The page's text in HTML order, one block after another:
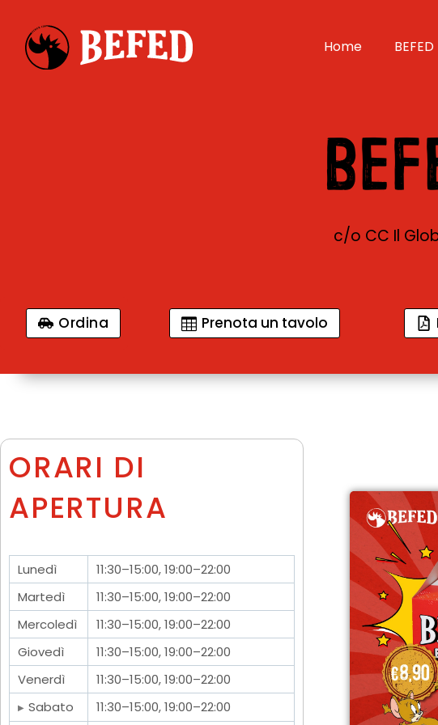
Home BEFED
c/o CC Il
Ordina Prenota un tavolo
ORARI DI
APERTURA
Lunedì
11:30–15:00, 19:00–22:00
Martedì
11:30–15:00, 19:00–22:00
Mercoledì
11:30–15:00, 19:00–22:00
Giovedì
11:30–15:00, 19:00–22:00
Venerdì
11:30–15:00, 19:00–22:00
Sabato
11:30–15:00, 19:00–22:00